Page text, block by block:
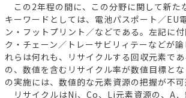
この2年程の間に、この分野に関して新た
キーワードとしては、電池パスポート／EU
ン・フットプリント／などである。左記に
ク・チェーン／トレーサビリィテーなどが
れらは何れも、リサイクルする回収元素で
の、数値を含むリサイクル率が数値目標と
の実施には、数値的な元素資源の把握が不可
リサイクルはNi、Co、Li元素資源の、A